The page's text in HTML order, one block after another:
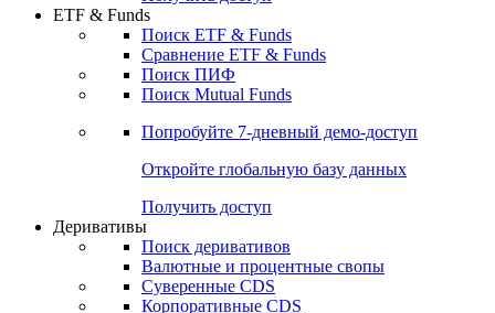
Откройте глобальную базу данных
Получить доступ
ETF & Funds
Сравнение ETF & Funds
Поиск Mutual Funds
Попробуйте7-дневный
Откройте глобальную базу данных
Получить доступ
Деривативы